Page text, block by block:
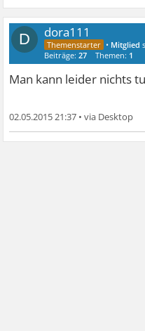
D dora111
• Mitglied
Beiträge:27 Themen: 1
Man kann leider nichts
02.05.2015 21:37 •